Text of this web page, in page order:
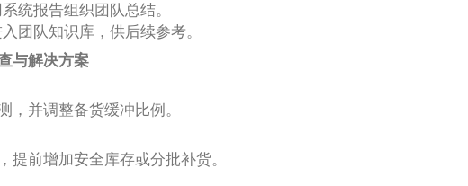
统报告组织团队总结。
团队知识库，供后续参考。
与解决方案
，并调整备货缓冲比例。
前增加安全库存或分批补货。